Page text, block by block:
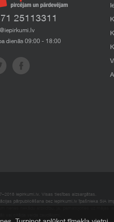
25113311
dienās 09:00 - 18:00
Iepirkumi.lv. Visas tiesības aizsargātas.
pārpublicēšana bez iepirkumi.lv īpašnieka SIA